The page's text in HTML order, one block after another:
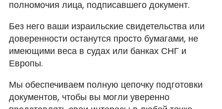
полномочия лица, подписавшего документ.
Без него ваши израильские свидетельства или
доверенности останутся просто бумагами, не
имеющими веса в судах или банках СНГ и
Европы.
Мы обеспечиваем полную цепочку подготовки
документов, чтобы вы могли уверенно